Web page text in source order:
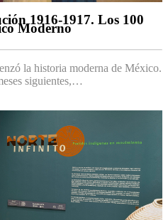
1916-1917. Los 100
Moderno
la historia moderna de México.
siguientes,…